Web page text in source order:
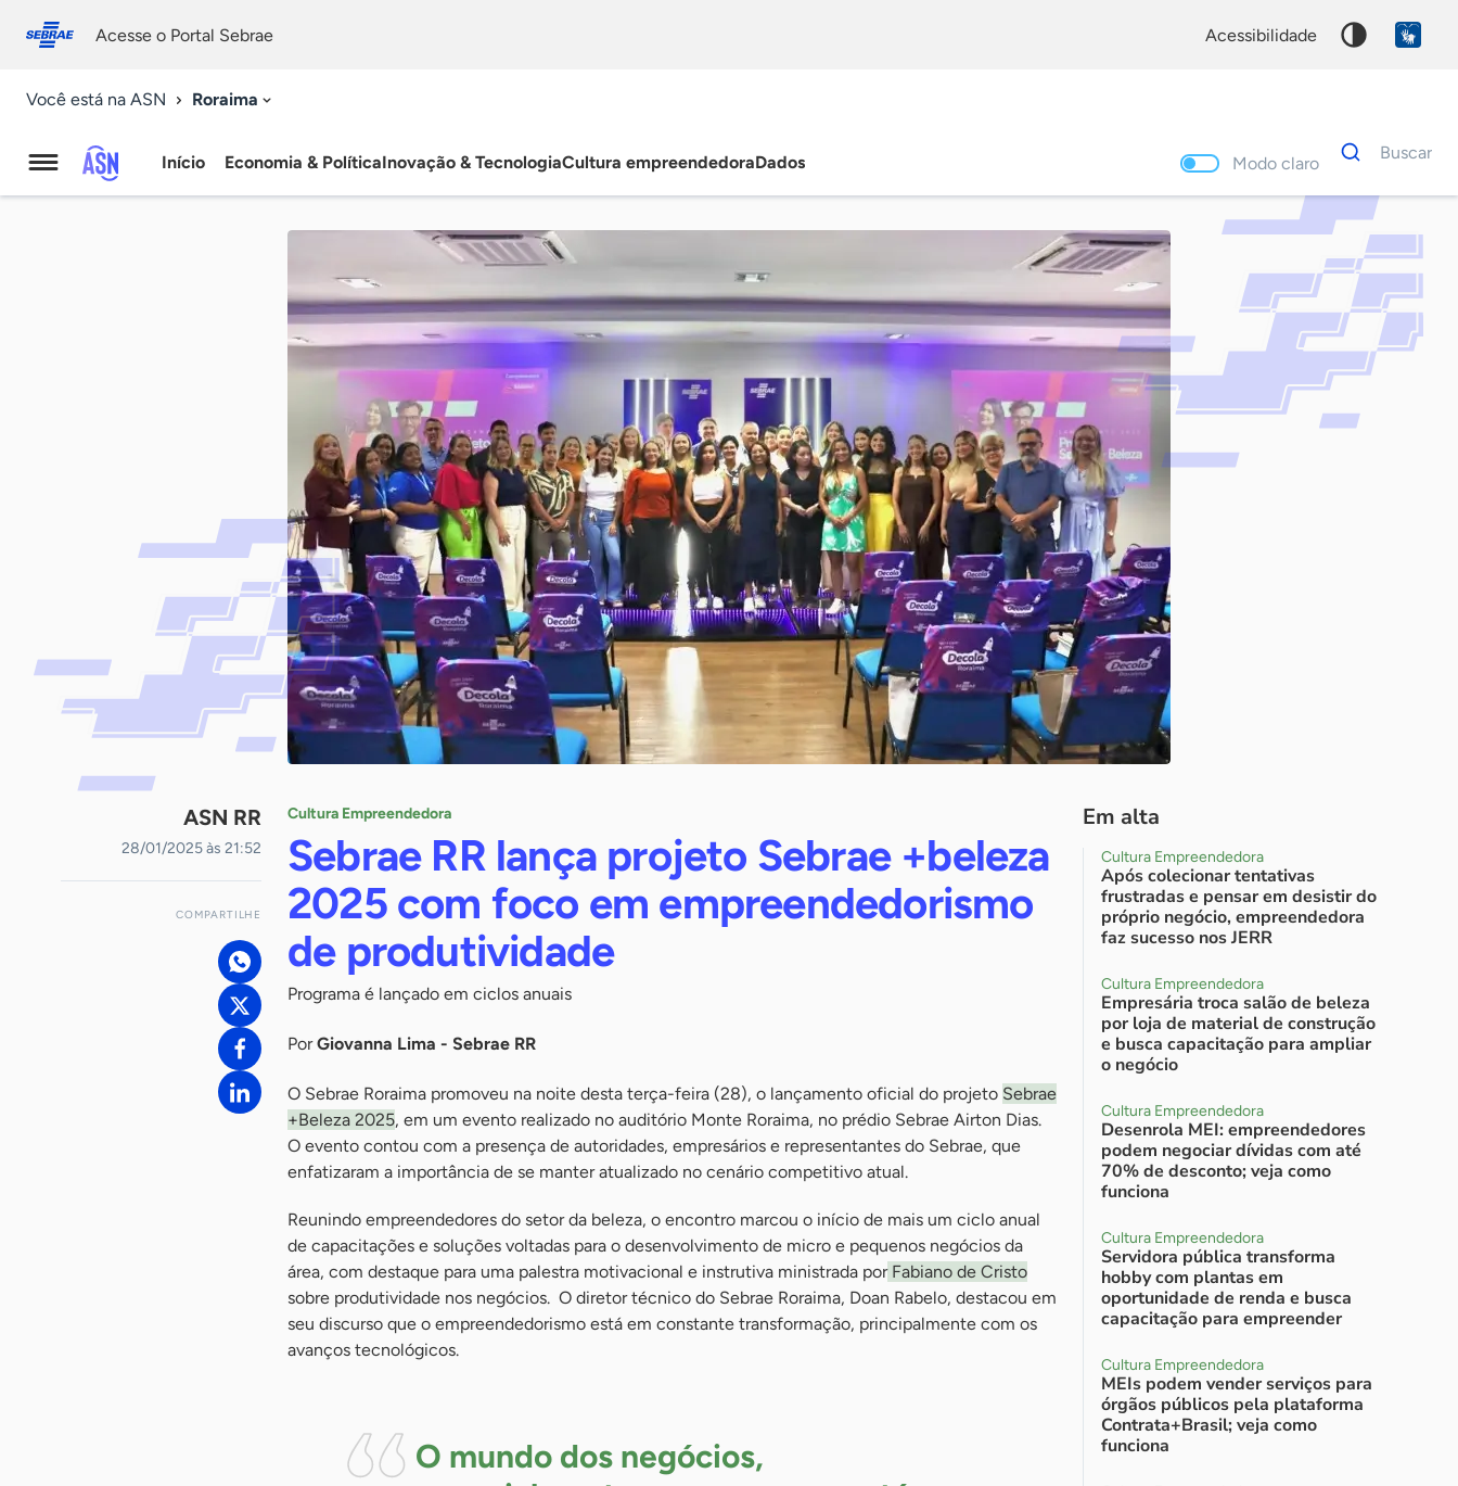
conosco
Acesse o Portal Sebrae acessibilidade
Você está na ASN Roraima
Agência
Início Economia & PolíticaInovação & TecnologiaCultura empreendedoraDados Modo claro
Dados
para
Buscar
Palavra
chave
ASN RR
28/01/2025 às 21:52
COMPARTILHE
Cultura Empreendedora
Sebrae RR lança projeto Sebrae +beleza
2025 com foco em empreendedorismo
de produtividade
Programa é lançado em ciclos anuais
PorGiovanna Lima - Sebrae RR
O Sebrae Roraima promoveu na noite desta terça-feira (28), o lançamento oficial do projeto Sebrae
+Beleza 2025, em um evento realizado no auditório Monte Roraima, no prédio Sebrae Airton Dias.
O evento contou com a presença de autoridades, empresários e representantes do Sebrae, que
enfatizaram a importância de se manter atualizado no cenário competitivo atual.
Reunindo empreendedores do setor da beleza, o encontro marcou o início de mais um ciclo anual
de capacitações e soluções voltadas para o desenvolvimento de micro e pequenos negócios da
área, com destaque para uma palestra motivacional e instrutiva ministrada porFabiano de Cristo
sobre produtividade nos negócios. O diretor técnico do Sebrae Roraima, Doan Rabelo, destacou em
seu discurso que o empreendedorismo está em constante transformação, principalmente com os
avanços tecnológicos.
O mundo dos negócios,
Em alta
Cultura Empreendedora
Após colecionar tentativas
frustradas e pensar em desistir do
próprio negócio, empreendedora
faz sucesso nos JERR
Cultura Empreendedora
Empresária troca salão de beleza
por loja de material de construção
e busca capacitação para ampliar
o negócio
Cultura Empreendedora
Desenrola MEI: empreendedores
podem negociar dívidas com até
70% de desconto; veja como
funciona
Cultura Empreendedora
Servidora pública transforma
hobby com plantas em
oportunidade de renda e busca
capacitação para empreender
Cultura Empreendedora
MEIs podem vender serviços para
órgãos públicos pela plataforma
Contrata+Brasil; veja como
funciona